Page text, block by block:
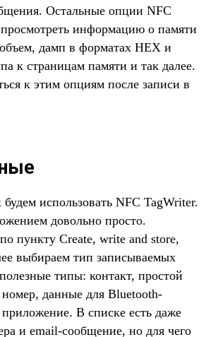
Остальные опции NFC
информацию о памяти
дамп в форматах HEX и
к страницам памяти и так далее.
к этим опциям после записи в
использовать NFC TagWriter.
довольно просто.
пункту Create, write and store,
выбираем тип записываемых
типы: контакт, простой
данные для Bluetooth-
В списке есть даже
и email-сообщение, но для чего